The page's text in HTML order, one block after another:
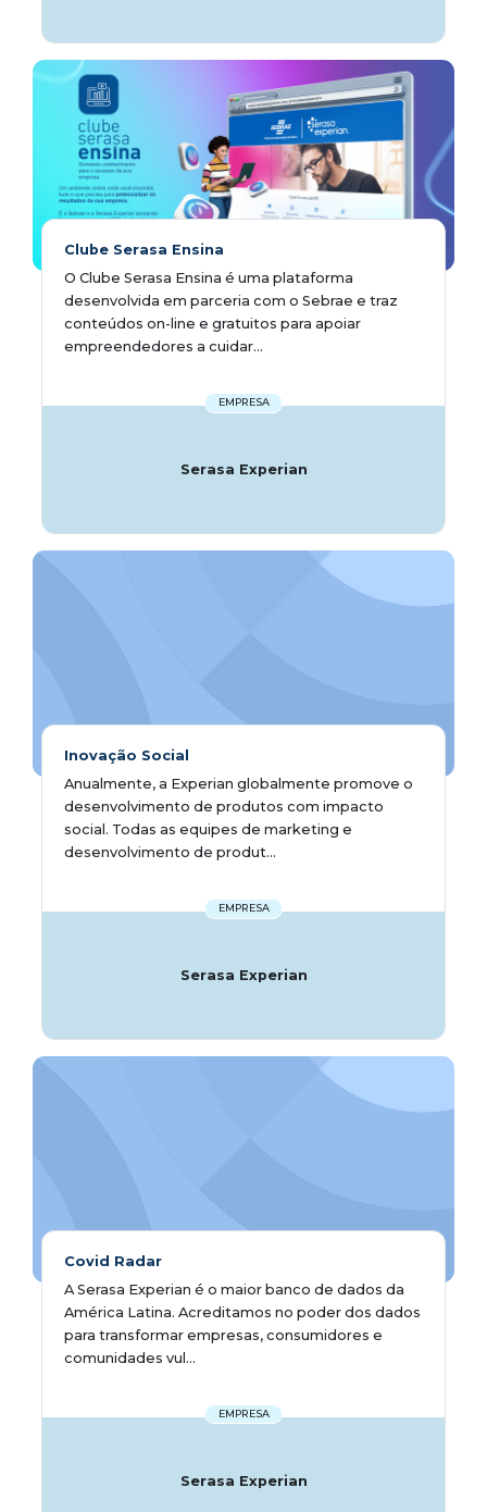
Clube Serasa Ensina
O Clube Serasa Ensina é uma plataforma
desenvolvida em parceria com o Sebrae e traz
conteúdos on-line e gratuitos para apoiar
empreendedores a cuidar...
EMPRESA
Serasa Experian
Inovação Social
Anualmente, a Experian globalmente promove o
desenvolvimento de produtos com impacto
social. Todas as equipes de marketing e
desenvolvimento de produt...
EMPRESA
Serasa Experian
Covid Radar
A Serasa Experian é o maior banco de dados da
América Latina. Acreditamos no poder dos dados
para transformar empresas, consumidores e
comunidades vul...
EMPRESA
Serasa Experian